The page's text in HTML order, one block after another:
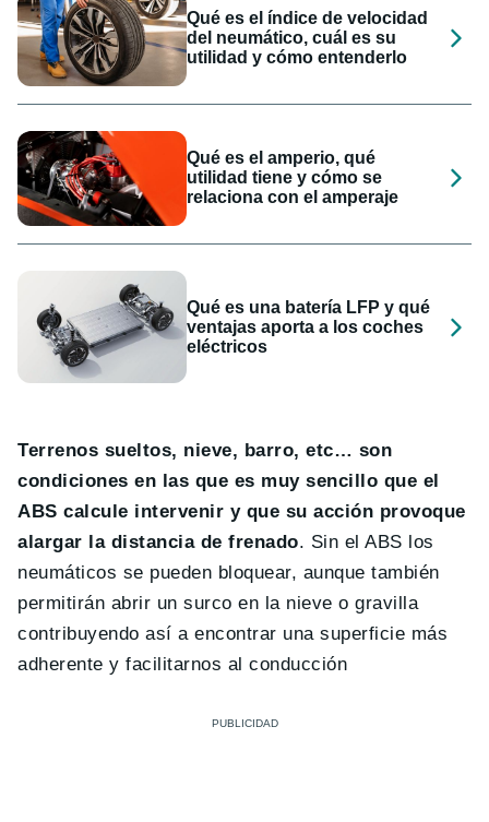
Qué es el índice de velocidad
del neumático, cuál es su
utilidad y cómo entenderlo
Qué es el amperio, qué
utilidad tiene y cómo se
relaciona con el amperaje
Qué es una batería LFP y qué
ventajas aporta a los coches
eléctricos
Terrenos sueltos, nieve, barro, etc… son
condiciones en las que es muy sencillo que el
ABS calcule intervenir y que su acción provoque
alargar la distancia de frenado. Sin el ABS los
neumáticos se pueden bloquear, aunque también
permitirán abrir un surco en la nieve o gravilla
contribuyendo así a encontrar una superficie más
adherente y facilitarnos al conducción